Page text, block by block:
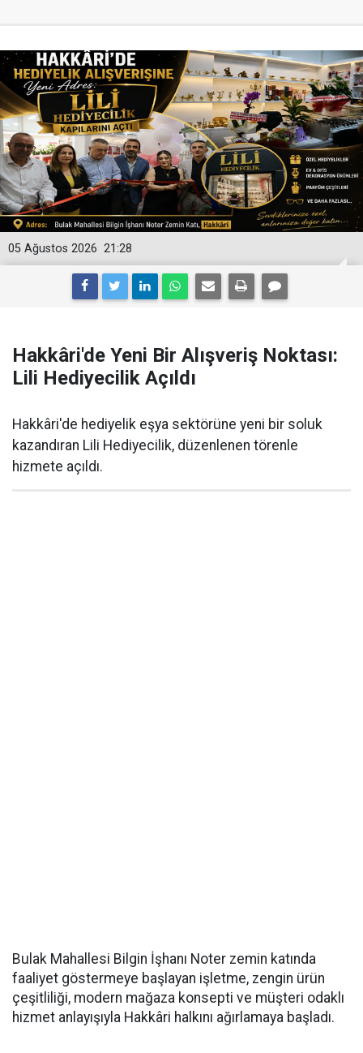
21:28
05 Ağustos 2026
Hakkâri'de Yeni Bir Alışveriş Noktası:
Lili Hediyecilik Açıldı
Hakkâri'de hediyelik eşya sektörüne yeni bir soluk
kazandıran Lili Hediyecilik, düzenlenen törenle
hizmete açıldı.
Bulak Mahallesi Bilgin İşhanı Noter zemin katında
faaliyet göstermeye başlayan işletme, zengin ürün
çeşitliliği, modern mağaza konsepti ve müşteri odaklı
hizmet anlayışıyla Hakkâri halkını ağırlamaya başladı.